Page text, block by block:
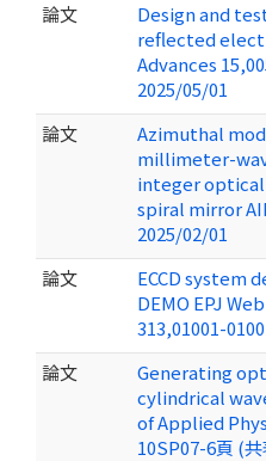
論文
Design and
reflected
Advances
2025/05/01
論文
Azimuthal
millimeter-
integer
spiral mirror
2025/02/01
論文
ECCD system
DEMO EPJ
313,01001-
論文
Generating
cylindrical
of Applied
10SP07-6頁 (